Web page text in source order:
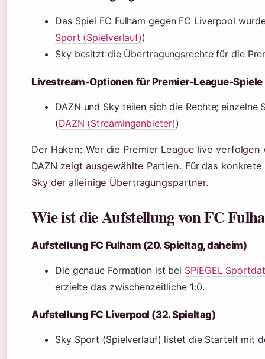
Das Spiel FC Fulham gegen FC Liverpool
Sport (Spielverlauf))
Sky besitzt die Übertragungsrechte für die
Livestream-Optionen für Premier‑League‑Spiele
DAZN und Sky teilen sich die Rechte;
(DAZN (Streaminganbieter))
Der Haken: Wer die Premier League live
DAZN zeigt ausgewählte Partien. Für das
Sky der alleinige Übertragungspartner.
Wie ist die Aufstellung von FC
Aufstellung FC Fulham (20. Spieltag, daheim)
Die genaue Formation ist bei SPIEGEL
erzielte das zwischenzeitliche 1:0.
Aufstellung FC Liverpool (32. Spieltag)
Sky Sport (Spielverlauf) listet die Startelf mit